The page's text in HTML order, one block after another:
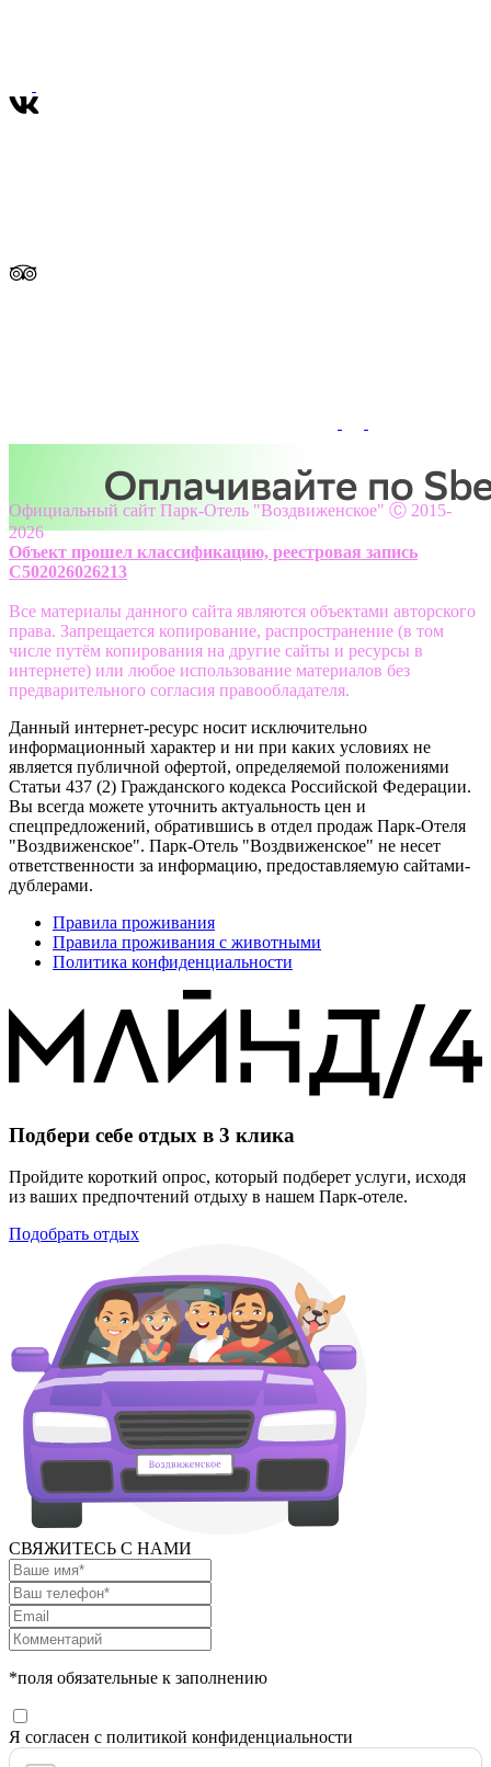
Официальный сайт Парк-Отель "Воздвиженское" Ⓒ 2015-
2026
Объект прошел классификацию, реестровая запись
С502026026213
Все материалы данного сайта являются объектами авторского
права. Запрещается копирование, распространение (в том
числе путём копирования на другие сайты и ресурсы в
интернете) или любое использование материалов без
предварительного согласия правообладателя.
Данный интернет-ресурс носит исключительно
информационный характер и ни при каких условиях не
является публичной офертой, определяемой положениями
Статьи 437 (2) Гражданского кодекса Российской Федерации.
Вы всегда можете уточнить актуальность цен и
спецпредложений, обратившись в отдел продаж Парк-Отеля
"Воздвиженское". Парк-Отель "Воздвиженское" не несет
ответственности за информацию, предоставляемую сайтами-
дублерами.
Правила проживания
Правила проживания с животными
Политика конфиденциальности
Подбери себе отдых в 3 клика
Пройдите короткий опрос, который подберет услуги, исходя
из ваших предпочтений отдыху в нашем Парк-отеле.
Подобрать отдых
СВЯЖИТЕСЬ С НАМИ
*поля обязательные к заполнению
Я согласен с политикой конфиденциальности